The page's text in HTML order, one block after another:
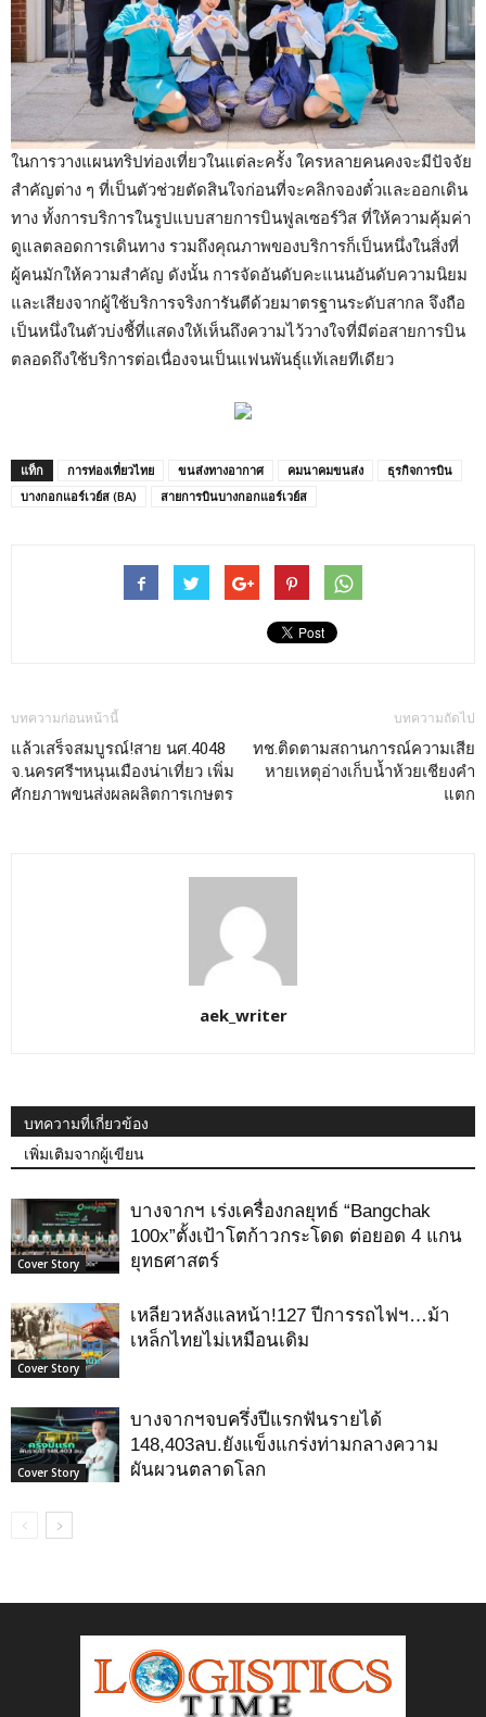
ในการวางแผนทริปท่องเที่ยวในแต่ละครั้ง ใครหลายคนคงจะมีปัจจัย
สำคัญต่าง ๆ ที่เป็นตัวช่วยตัดสินใจก่อนที่จะคลิกจองตั๋วและออกเดิน
ทาง ทั้งการบริการในรูปแบบสายการบินฟูลเซอร์วิส ที่ให้ความคุ้มค่า
ดูแลตลอดการเดินทาง รวมถึงคุณภาพของบริการก็เป็นหนึ่งในสิ่งที่
ผู้คนมักให้ความสำคัญ ดังนั้น การจัดอันดับคะแนนอันดับความนิยม
และเสียงจากผู้ใช้บริการจริงการันตีด้วยมาตรฐานระดับสากล จึงถือ
เป็นหนึ่งในตัวบ่งชี้ที่แสดงให้เห็นถึงความไว้วางใจที่มีต่อสายการบิน
ตลอดถึงใช้บริการต่อเนื่องจนเป็นแฟนพันธุ์แท้เลยทีเดียว
แท็ก การท่องเที่ยวไทย ขนส่งทางอากาศ คมนาคมขนส่ง
ธุรกิจการบิน
บางกอกแอร์เวย์ส (BA)
สายการบินบางกอกแอร์เวย์ส
บทความก่อนหน้านี้
แล้วเสร็จสมบูรณ์!สาย นศ.4048
จ.นครศรีฯหนุนเมืองน่าเที่ยว เพิ่ม
ศักยภาพขนส่งผลผลิตการเกษตร
บทความถัดไป
ทช.ติดตามสถานการณ์ความเสีย
หายเหตุอ่างเก็บน้ำห้วยเชียงคำ
แตก
aek_writer
บทความที่เกี่ยวข้อง
เพิ่มเติมจากผู้เขียน
Cover Story
บางจากฯ เร่งเครื่องกลยุทธ์ “Bangchak
100x”ตั้งเป้าโตก้าวกระโดด ต่อยอด 4 แกน
ยุทธศาสตร์
Cover Story
เหลียวหลังแลหน้า!127 ปีการรถไฟฯ…ม้า
เหล็กไทยไม่เหมือนเดิม
Cover Story
บางจากฯจบครึ่งปีแรกฟันรายได้
148,403ลบ.ยังแข็งแกร่งท่ามกลางความ
ผันผวนตลาดโลก